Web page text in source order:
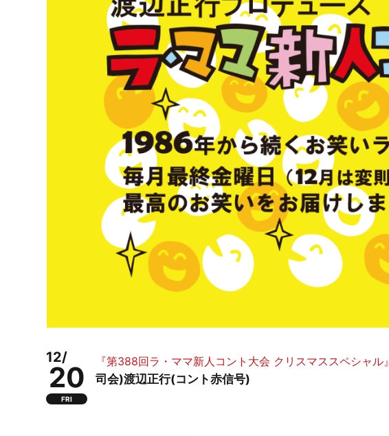
12/
20
FRI
『第388回ラ・ママ新人コント大会 クリスマススペシャル』
司会)渡辺正行(コント赤信号)